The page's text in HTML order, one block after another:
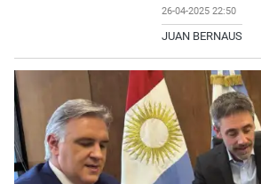
26-04-2025 22:50
JUAN BERNAUS